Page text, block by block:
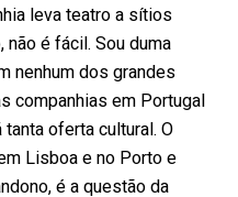
leva teatro a sítios
é fácil. Sou duma
nenhum dos grandes
companhias em Portugal
oferta cultural. O
Lisboa e no Porto e
é a questão da